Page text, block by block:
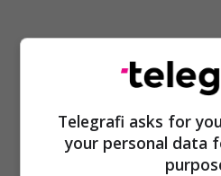
Telegrafi asks for
your personal data